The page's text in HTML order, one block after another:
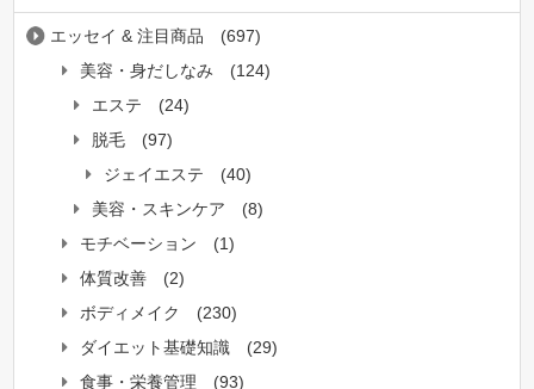
エッセイ & 注目商品
(697)
美容・身だしなみ
(124)
エステ
(24)
脱毛
(97)
ジェイエステ
(40)
美容・スキンケア
(8)
モチベーション
(1)
体質改善
(2)
ボディメイク
(230)
ダイエット基礎知識
(29)
食事・栄養管理
(93)